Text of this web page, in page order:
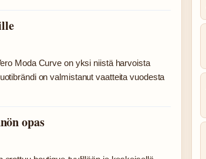
Moda Curve on yksi niistä harvoista
on valmistanut vaatteita vuodesta
opas